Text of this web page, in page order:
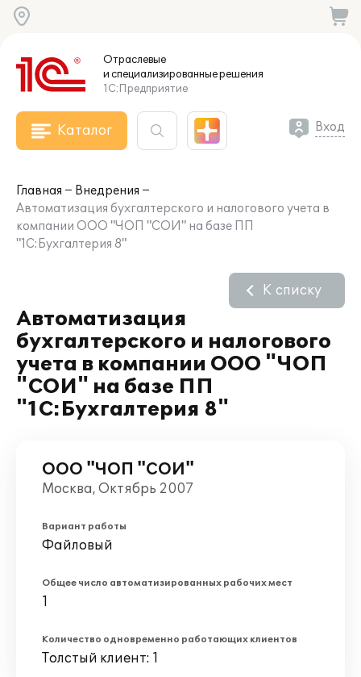
Отраслевые
и специализированныерешения
1С:Предприятие
Каталог Вход
Главная
Внедрения
Автоматизация бухгалтерского и налогового учета в
компании ООО "ЧОП "СОИ" на базе ПП
"1С:Бухгалтерия 8"
Автоматизация
бухгалтерского и налогового
учета в компании ООО "ЧОП
"СОИ" на базе ПП
"1С:Бухгалтерия 8"
К списку
ООО "ЧОП "СОИ"
Москва, Октябрь 2007
Вариант работы
Файловый
Общее число автоматизированных рабочих мест
1
Количество одновременно работающих клиентов
Толстый клиент: 1